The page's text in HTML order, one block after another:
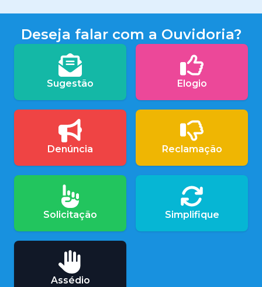
Deseja falar com a Ouvidoria?
Sugestão Elogio
Denúncia Reclamação
Solicitação Simplifique
Assédio